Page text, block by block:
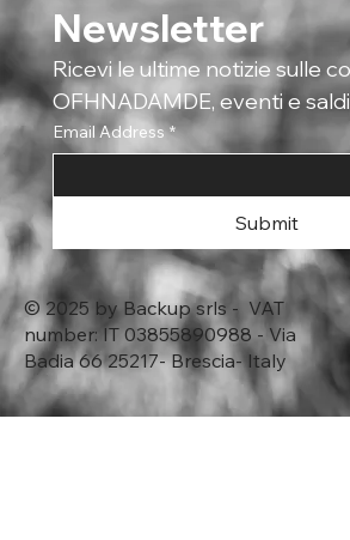
Newsletter
Ricevi le ultime notizie sulle
OFHNADAMDE, eventi e
Email Address *
Submit
© 2025 by Backup srls - VAT
number: IT 03855890988 - Via
Badia 66 25217- Brescia- Italy